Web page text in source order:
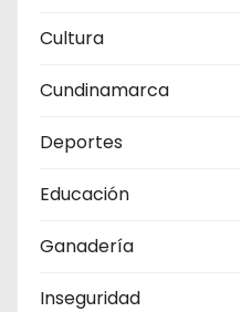
Cultura
Cundinamarca
Deportes
Educación
Ganadería
Inseguridad